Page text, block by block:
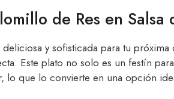
de Res en Salsa
y sofisticada para tu próxima
Este plato no solo es un festín
lo que lo convierte en una opción